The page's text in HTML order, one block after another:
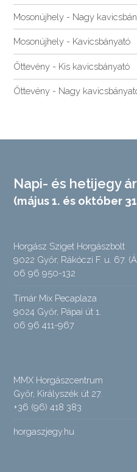
Mosonújhely - Nagy
Mosonújhely - Kavicsbányató
Öttevény - Kis kavicsbányató
Öttevény - Nagy
Napi- és hetijegy
(május 1. és október
Horgász Sziget Horgászbolt
9022 Győr, Rákóczi F. u. 67.
06 96 950-132
Timár Mix Pecaplaza
9024 Győr, Pápai út 1.
06 96 411-967
MMX Horgászcentrum
Győr, Királyszék út 27.
+36 (96) 418 383
horgaszjegy.hu